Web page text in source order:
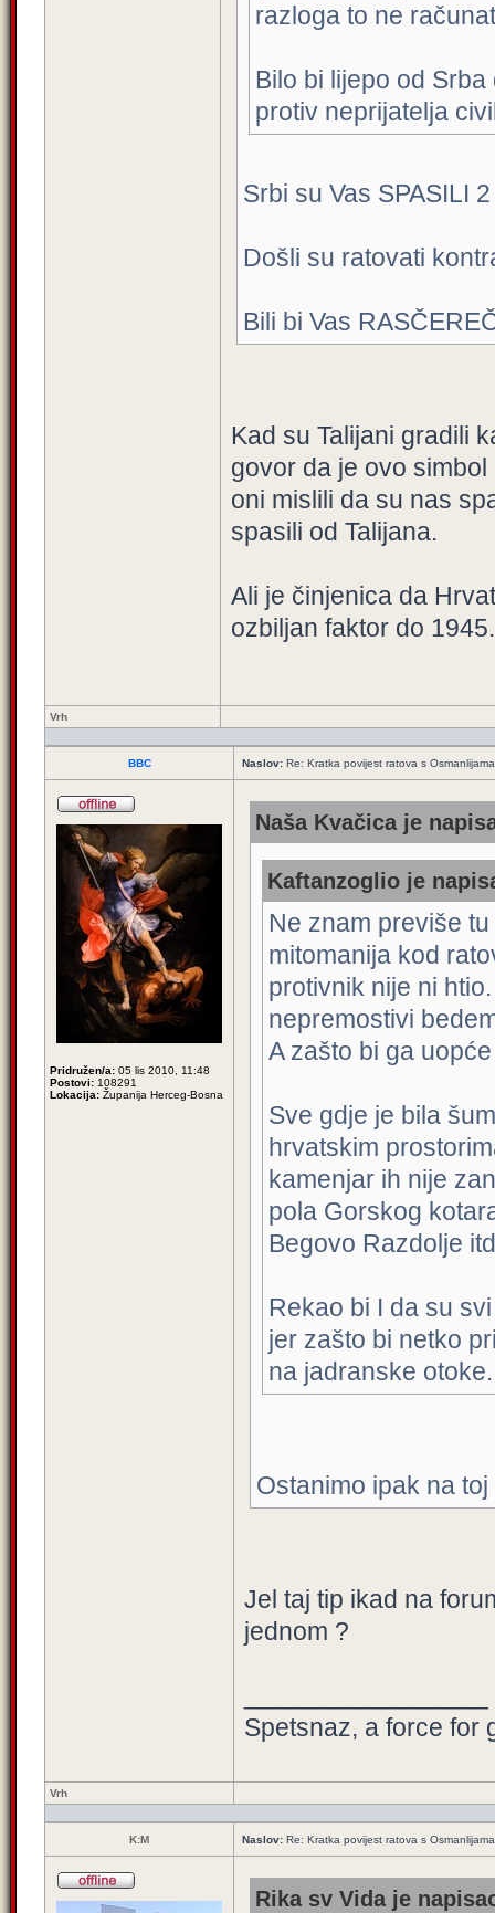
razloga to ne
Bilo bi lijepo od
protiv neprijatelja
Srbi su Vas SPASILI
Došli su ratovati
Bili bi Vas
Kad su Talijani gradili
govor da je ovo
oni mislili da su nas
spasili od Talijana.
Ali je činjenica da
ozbiljan faktor do
Vrh
BBC Naslov: Re: Kratka povijest ratova s
Pridružen/a: 05 lis 2010, 11:48
Postovi: 108291
Lokacija: Županija Herceg-Bosna
Naša Kvačica je
Kaftanzoglio je
Ne znam previše
mitomanija kod
protivnik nije ni
nepremostivi
A zašto bi ga
Sve gdje je bila
hrvatskim
kamenjar ih nije
pola Gorskog
Begovo Razdolje
Rekao bi I da su
jer zašto bi netko
na jadranske otoke.
Ostanimo ipak na
Jel taj tip ikad na
jednom ?
Spetsnaz, a force for
Vrh
K:M Naslov: Re: Kratka povijest ratova s
Rika sv Vida je